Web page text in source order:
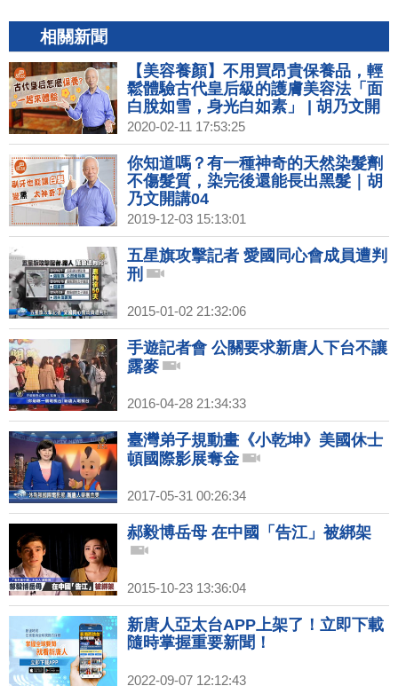
相關新聞
【美容養顏】不用買昂貴保養品，輕
鬆體驗古代皇后級的護膚美容法「面
白脫如雪，身光白如素」 | 胡乃文開
講02
2020-02-11 17:53:25
你知道嗎？有一種神奇的天然染髮劑
不傷髮質，染完後還能長出黑髮｜胡
乃文開講04
2019-12-03 15:13:01
五星旗攻擊記者 愛國同心會成員遭判
刑
2015-01-02 21:32:06
手遊記者會 公關要求新唐人下台不讓
露麥
2016-04-28 21:34:33
臺灣弟子規動畫《小乾坤》美國休士
頓國際影展奪金
2017-05-31 00:26:34
郝毅博岳母 在中國「告江」被綁架
2015-10-23 13:36:04
新唐人亞太台APP上架了！立即下載
隨時掌握重要新聞！
2022-09-07 12:12:43